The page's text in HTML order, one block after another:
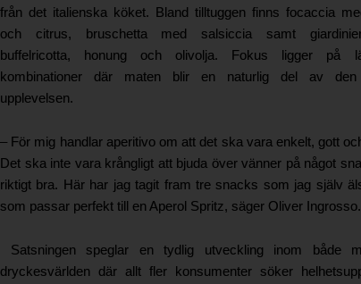
från det italienska köket. Bland tilltuggen finns focaccia
och citrus, bruschetta med salsiccia samt
buffelricotta, honung och olivolja. Fokus ligger på
kombinationer där maten blir en naturlig del av den
upplevelsen.
– För mig handlar aperitivo om att det ska vara enkelt, gott
Det ska inte vara krångligt att bjuda över vänner på något
riktigt bra. Här har jag tagit fram tre snacks som jag själv
som passar perfekt till en Aperol Spritz, säger Oliver Ingrosso.
Satsningen speglar en tydlig utveckling inom både
dryckesvärlden där allt fler konsumenter söker